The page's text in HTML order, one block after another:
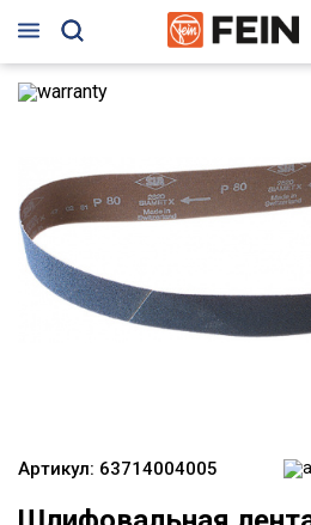
Артикул: 63714004005